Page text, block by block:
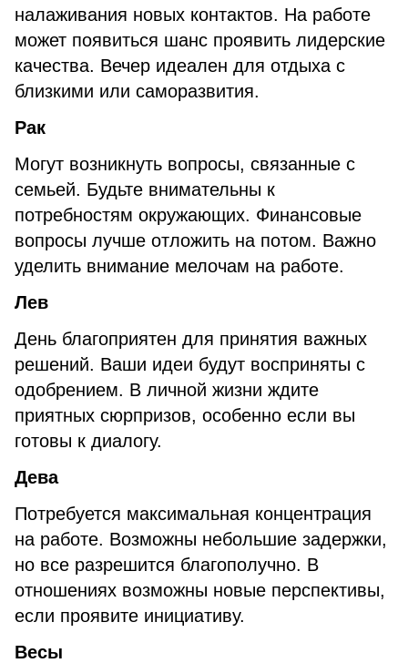
налаживания новых контактов. На работе
может появиться шанс проявить лидерские
качества. Вечер идеален для отдыха с
близкими или саморазвития.
Рак
Могут возникнуть вопросы, связанные с
семьей. Будьте внимательны к
потребностям окружающих. Финансовые
вопросы лучше отложить на потом. Важно
уделить внимание мелочам на работе.
Лев
День благоприятен для принятия важных
решений. Ваши идеи будут восприняты с
одобрением. В личной жизни ждите
приятных сюрпризов, особенно если вы
готовы к диалогу.
Дева
Потребуется максимальная концентрация
на работе. Возможны небольшие задержки,
но все разрешится благополучно. В
отношениях возможны новые перспективы,
если проявите инициативу.
Весы